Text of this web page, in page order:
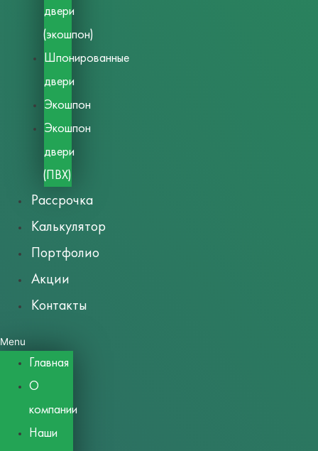
двери
(экошпон)
Шпонированные
двери
Экошпон
Экошпон
двери
(ПВХ)
Рассрочка
Калькулятор
Портфолио
Акции
Контакты
Menu
Главная
О
компании
Наши